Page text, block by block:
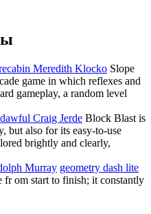
Meredith Klocko Slope
game in which reflexes and
gameplay, a random level
Craig Jerde Block Blast is
but also for its easy-to-use
brightly and clearly,
Murray geometry dash lite
fr om start to finish; it constantly